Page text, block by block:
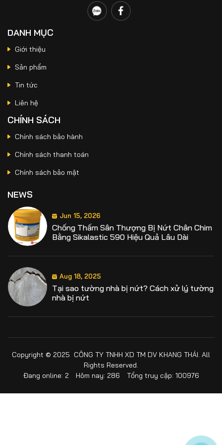
DANH MỤC
Giới thiệu
Sản phẩm
Tin tức
Liên hệ
CHÍNH SÁCH
Chính sách bảo hành
Chính sách thanh toán
Chính sách bảo mật
NEWS
So Sánh SikaTop®-107 Seal Và SikaTop®-109
Seal Nên Chọn Loại Nào?
Jun 19, 2026
Trong Chống Thấm Và Sửa Chữa Bê Tông
Jun 15, 2026
Aug 18, 2025
nhà bị nứt
Aug 18, 2025
Hướng dẫn định mức từng loại sika chống
Aug 18, 2025
Hướng dẫn cách sử dụng Sika Latex chi tiết,
đúng kỹ thuật hiệu quả
Copyright © 2025 CÔNG TY TNHH XD TM DV KHANG THÁI. All
Rights Reserved.
Đang online: 2
Hôm nay: 286 Tổng truy cập: 100976